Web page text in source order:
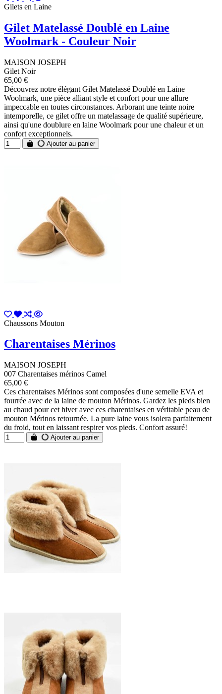
Gilets en Laine
Gilet Matelassé Doublé en Laine
Woolmark - Couleur Noir
MAISON JOSEPH
Gilet Noir
65,00 €
Découvrez notre élégant Gilet Matelassé Doublé en Laine
Woolmark, une pièce alliant style et confort pour une allure
impeccable en toutes circonstances. Arborant une teinte noire
intemporelle, ce gilet offre un matelassage de qualité supérieure,
ainsi qu'une doublure en laine Woolmark pour une chaleur et un
confort exceptionnels.
Ajouter au panier
Chaussons Mouton
Charentaises Mérinos
MAISON JOSEPH
007 Charentaises mérinos Camel
65,00 €
Ces charentaises Mérinos sont composées d'une semelle EVA et
fourrée avec de la laine de mouton Mérinos. Gardez les pieds bien
au chaud pour cet hiver avec ces charentaises en véritable peau de
mouton Mérinos retournée. La pure laine vous isolera parfaitement
du froid, tout en laissant respirer vos pieds. Confort assuré!
Ajouter au panier